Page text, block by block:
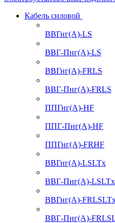
Кабель силовой
ВВГнг(А)-LS
ВВГ-Пнг(А)-LS
ВВГнг(А)-FRLS
ВВГ-Пнг(А)-FRLS
ППГнг(А)-HF
ППГ-Пнг(А)-HF
ППГнг(А)-FRHF
ВВГнг(А)-LSLTx
ВВГ-Пнг(А)-LSLTx
ВВГнг(А)-
ВВГ-Пнг(А)-